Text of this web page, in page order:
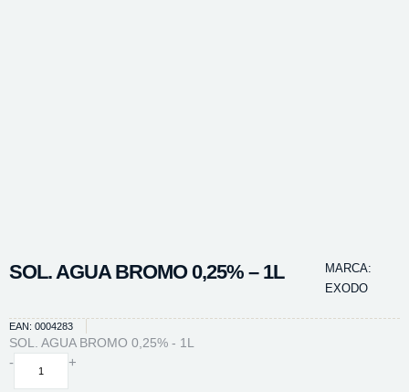
SOL. AGUA BROMO 0,25% – 1L
MARCA:
EXODO
EAN: 0004283
SOL. AGUA BROMO 0,25% - 1L
-
SOL.
+